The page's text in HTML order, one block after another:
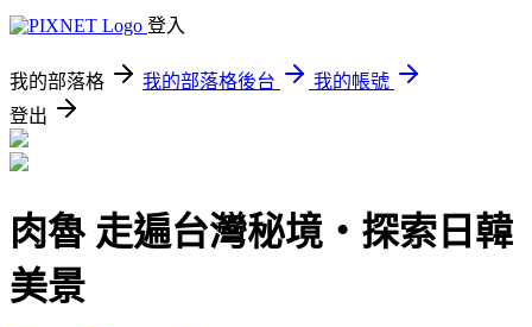
登入
我的部落格 我的部落格後台
我的帳號
登出
肉魯 走遍台灣秘境・探索日韓
美景